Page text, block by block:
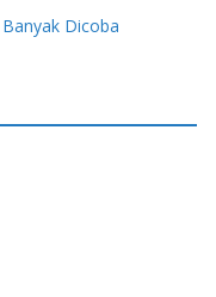
Dicoba